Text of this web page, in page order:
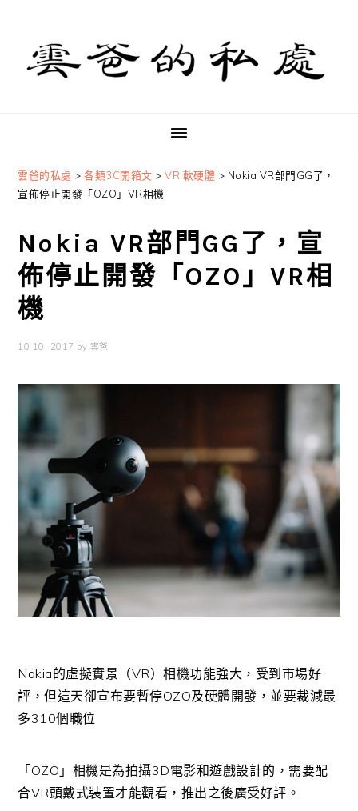
primary
navigation
content
primary
sidebar
雲爸的私處 >各類3C開箱文 >VR 軟硬體 > Nokia VR部門GG了，
宣佈停止開發「OZO」VR相機
Nokia VR部門GG了，宣
佈停止開發「OZO」VR相
機
10 10, 2017 by 雲爸
Nokia的虛擬實景（VR）相機功能強大，受到市場好
評，但這天卻宣布要暫停OZO及硬體開發，並要裁減最
多310個職位
「OZO」相機是為拍攝3D電影和遊戲設計的，需要配
合VR頭戴式裝置才能觀看，推出之後廣受好評。